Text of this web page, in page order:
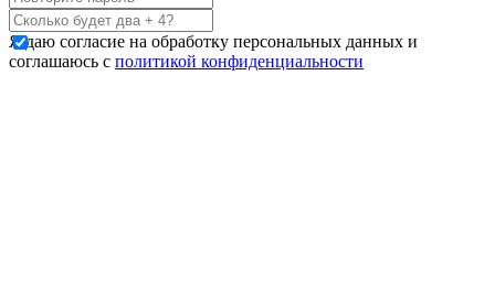
Я даю согласие на обработку персональных данных и
соглашаюсь с политикой конфиденциальности